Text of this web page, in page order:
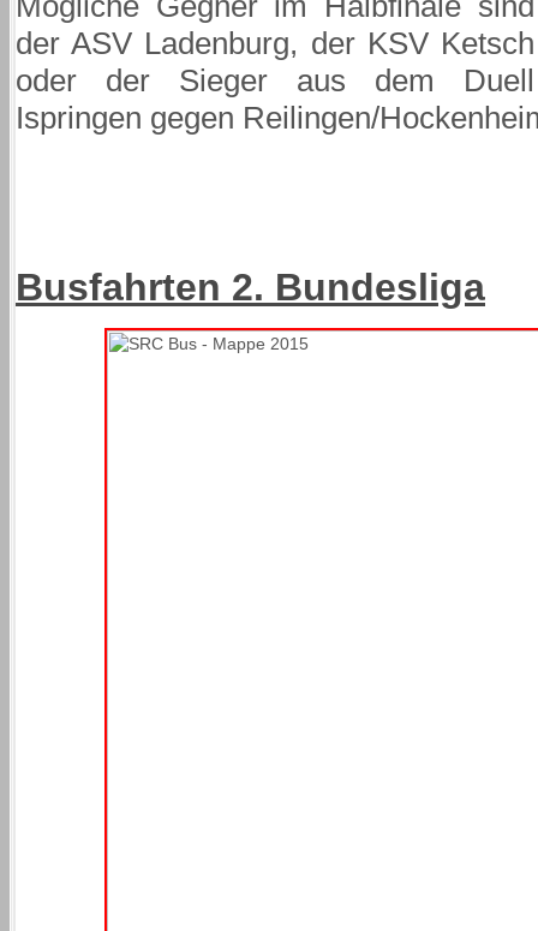
der ASV Ladenburg, der KSV Ketsch
oder der Sieger aus dem Duell
Ispringen gegen Reilingen/
Busfahrten 2. Bundesliga